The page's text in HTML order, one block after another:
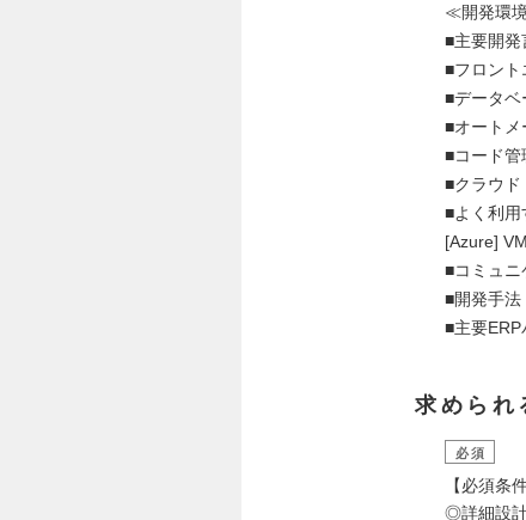
≪開発環
■主要開
■フロン
■データ
■オート
■コード管
■クラウ
■よく利用
[Azure]
■コミュ
■開発手
■主要
求められ
必須
【必須条件
◎詳細設